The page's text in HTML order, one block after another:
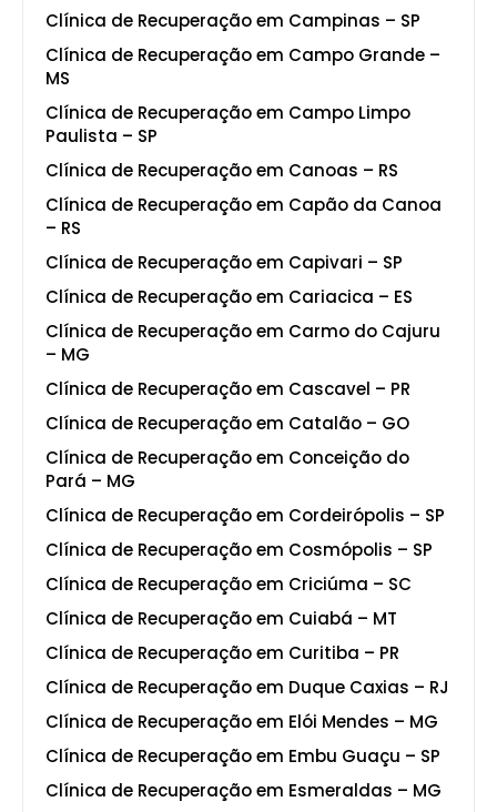
Clínica de Recuperação em Campinas – SP
Clínica de Recuperação em Campo Grande –
MS
Clínica de Recuperação em Campo Limpo
Paulista – SP
Clínica de Recuperação em Canoas – RS
Clínica de Recuperação em Capão da Canoa
– RS
Clínica de Recuperação em Capivari – SP
Clínica de Recuperação em Cariacica – ES
Clínica de Recuperação em Carmo do Cajuru
– MG
Clínica de Recuperação em Cascavel – PR
Clínica de Recuperação em Catalão – GO
Clínica de Recuperação em Conceição do
Pará – MG
Clínica de Recuperação em Cordeirópolis – SP
Clínica de Recuperação em Cosmópolis – SP
Clínica de Recuperação em Criciúma – SC
Clínica de Recuperação em Cuiabá – MT
Clínica de Recuperação em Curitiba – PR
Clínica de Recuperação em Duque Caxias – RJ
Clínica de Recuperação em Elói Mendes – MG
Clínica de Recuperação em Embu Guaçu – SP
Clínica de Recuperação em Esmeraldas – MG